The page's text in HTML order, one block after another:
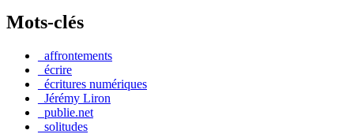
Mots-clés
_affrontements
_écrire
_écritures numériques
_Jérémy Liron
_publie.net
_solitudes